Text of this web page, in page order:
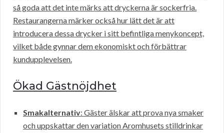
så goda att det inte märks att dryckerna är sockerfria.
Restaurangerna märker också hur lätt det är att
introducera dessa drycker i sitt befintliga menykoncept,
vilket både gynnar dem ekonomiskt och förbättrar
kundupplevelsen.
Ökad Gästnöjdhet
Smakalternativ: Gäster älskar att prova nya smaker
och uppskattar den variation Aromhusets stilldrinkar